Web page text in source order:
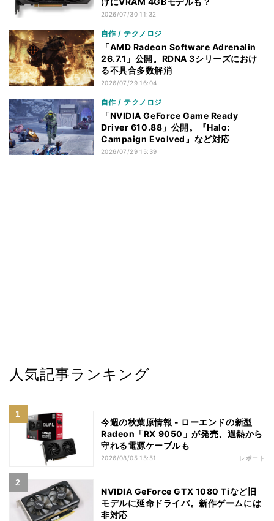
2026/07/30 11:32
自作 / テクノロジ
「AMD Radeon Software Adrenalin
26.7.1」公開。RDNA 3シリーズにおけ
る不具合多数解消
2026/07/29 16:04
自作 / テクノロジ
「NVIDIA GeForce Game Ready
Driver 610.88」公開。『Halo:
Campaign Evolved』など対応
2026/07/29 15:39
人気記事ランキング
今週の秋葉原情報 - ローエンドの新型
Radeon「RX 9050」が発売、過熱から
守れる電源ケーブルも
2026/08/05 15:51 レポート
NVIDIA GeForce GTX 1080 Tiなど旧
モデルに延命ドライバ。新作ゲームには
非対応